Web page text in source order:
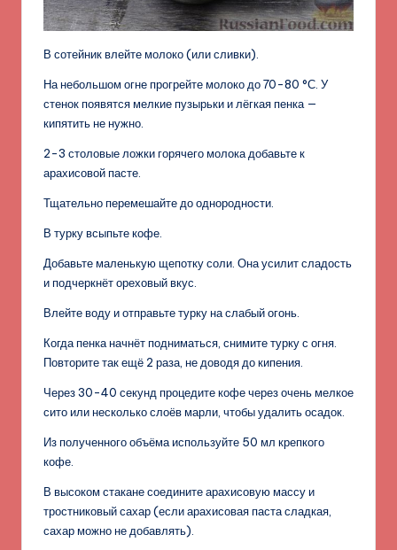
В сотейник влейте молоко (или сливки).
На небольшом огне прогрейте молоко до 70-80 °С. У
стенок появятся мелкие пузырьки и лёгкая пенка —
кипятить не нужно.
2-3 столовые ложки горячего молока добавьте к
арахисовой пасте.
Тщательно перемешайте до однородности.
В турку всыпьте кофе.
Добавьте маленькую щепотку соли. Она усилит сладость
и подчеркнёт ореховый вкус.
Влейте воду и отправьте турку на слабый огонь.
Когда пенка начнёт подниматься, снимите турку с огня.
Повторите так ещё 2 раза, не доводя до кипения.
Через 30-40 секунд процедите кофе через очень мелкое
сито или несколько слоёв марли, чтобы удалить осадок.
Из полученного объёма используйте 50 мл крепкого
кофе.
В высоком стакане соедините арахисовую массу и
тростниковый сахар (если арахисовая паста сладкая,
сахар можно не добавлять).